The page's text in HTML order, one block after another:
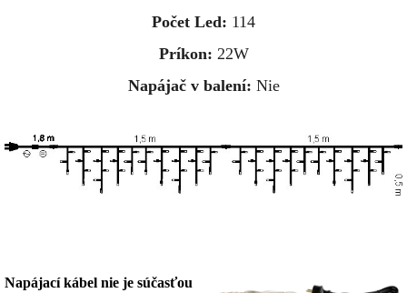
Počet Led: 114
Príkon: 22W
Napájač v balení: Nie
Napájací kábel nie je súčasťou